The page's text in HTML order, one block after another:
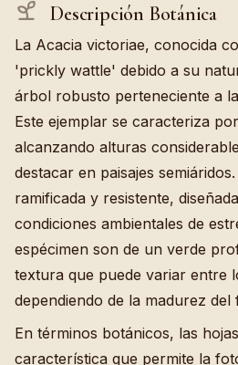
Descripción Botánica
La Acacia victoriae, conocida
'prickly wattle' debido a su
árbol robusto perteneciente a
Este ejemplar se caracteriza
alcanzando alturas
destacar en paisajes
ramificada y resistente,
condiciones ambientales de
espécimen son de un verde
textura que puede variar entre
dependiendo de la madurez del
En términos botánicos, las
característica que permite la